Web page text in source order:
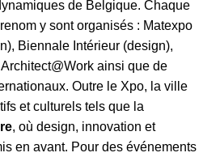
de Belgique. Chaque
y sont organisés : Matexpo
Biennale Intérieur (design),
ainsi que de
Outre le Xpo, la ville
et culturels tels que la
, où design, innovation et
en avant. Pour des événements